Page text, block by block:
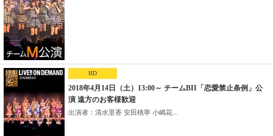
HD
2018年4月14日（土）13:00～ チームBII「恋愛禁止条例」公
演 遠方のお客様歓迎
出演者：清水里香 安田桃寧 小嶋花...